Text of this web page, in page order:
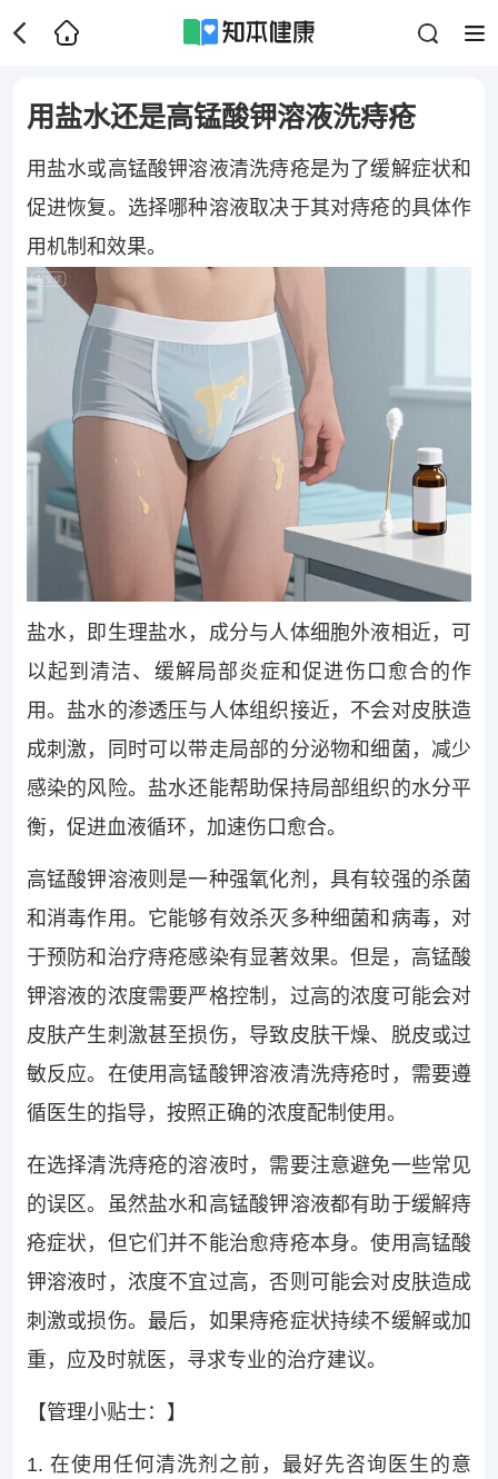
用盐水还是高锰酸钾溶液洗痔疮
用盐水或高锰酸钾溶液清洗痔疮是为了缓解症状和
促进恢复。选择哪种溶液取决于其对痔疮的具体作
用机制和效果。
盐水，即生理盐水，成分与人体细胞外液相近，可
以起到清洁、缓解局部炎症和促进伤口愈合的作
用。盐水的渗透压与人体组织接近，不会对皮肤造
成刺激，同时可以带走局部的分泌物和细菌，减少
感染的风险。盐水还能帮助保持局部组织的水分平
衡，促进血液循环，加速伤口愈合。
高锰酸钾溶液则是一种强氧化剂，具有较强的杀菌
和消毒作用。它能够有效杀灭多种细菌和病毒，对
于预防和治疗痔疮感染有显著效果。但是，高锰酸
钾溶液的浓度需要严格控制，过高的浓度可能会对
皮肤产生刺激甚至损伤，导致皮肤干燥、脱皮或过
敏反应。在使用高锰酸钾溶液清洗痔疮时，需要遵
循医生的指导，按照正确的浓度配制使用。
在选择清洗痔疮的溶液时，需要注意避免一些常见
的误区。虽然盐水和高锰酸钾溶液都有助于缓解痔
疮症状，但它们并不能治愈痔疮本身。使用高锰酸
钾溶液时，浓度不宜过高，否则可能会对皮肤造成
刺激或损伤。最后，如果痔疮症状持续不缓解或加
重，应及时就医，寻求专业的治疗建议。
【管理小贴士：】
1. 在使用任何清洗剂之前，最好先咨询医生的意